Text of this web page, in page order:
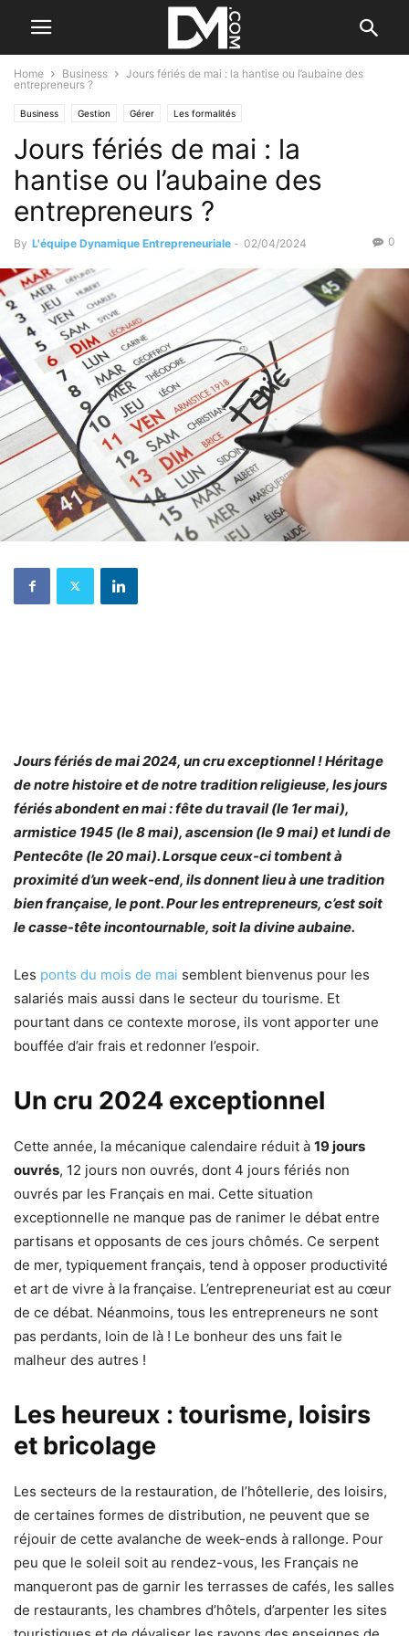
Home Business
Jours fériés de mai : la hantise ou l’aubaine des
entrepreneurs ?
Business Gestion Gérer Les formalités
Jours fériés de mai : la
hantise ou l’aubaine des
entrepreneurs ?
By L'équipe Dynamique Entrepreneuriale - 02/04/2024 0
Jours fériés de mai 2024, un cru exceptionnel ! Héritage
de notre histoire et de notre tradition religieuse, les jours
fériés abondent en mai : fête du travail (le 1er mai),
armistice 1945 (le 8 mai), ascension (le 9 mai) et lundi de
Pentecôte (le 20 mai). Lorsque ceux-ci tombent à
proximité d’un week-end, ils donnent lieu à une tradition
bien française, le pont. Pour les entrepreneurs, c’est soit
le casse-tête incontournable, soit la divine aubaine.
Les ponts du mois de mai semblent bienvenus pour les
salariés mais aussi dans le secteur du tourisme. Et
pourtant dans ce contexte morose, ils vont apporter une
bouffée d’air frais et redonner l’espoir.
Un cru 2024 exceptionnel
Cette année, la mécanique calendaire réduit à 19 jours
ouvrés, 12 jours non ouvrés, dont 4 jours fériés non
ouvrés par les Français en mai. Cette situation
exceptionnelle ne manque pas de ranimer le débat entre
partisans et opposants de ces jours chômés. Ce serpent
de mer, typiquement français, tend à opposer productivité
et art de vivre à la française. L’entrepreneuriat est au cœur
de ce débat. Néanmoins, tous les entrepreneurs ne sont
pas perdants, loin de là ! Le bonheur des uns fait le
malheur des autres !
Les heureux : tourisme, loisirs
et bricolage
Les secteurs de la restauration, de l’hôtellerie, des loisirs,
de certaines formes de distribution, ne peuvent que se
réjouir de cette avalanche de week-ends à rallonge. Pour
peu que le soleil soit au rendez-vous, les Français ne
manqueront pas de garnir les terrasses de cafés, les salles
de restaurants, les chambres d’hôtels, d’arpenter les sites